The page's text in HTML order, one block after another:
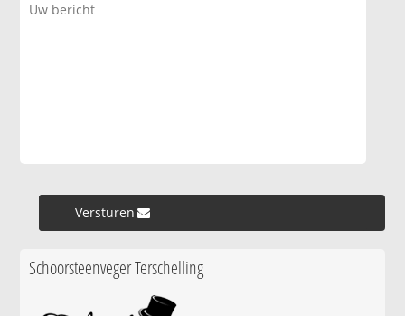
Versturen »
Schoorsteenveger Terschelling